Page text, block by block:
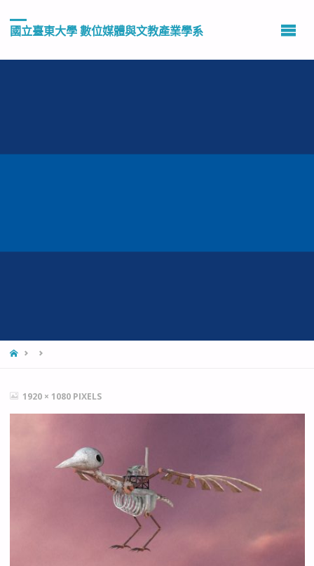
國立臺東大學 數位媒體與文教產業學系
HOME
FULL1920 × 1080 PIXELS